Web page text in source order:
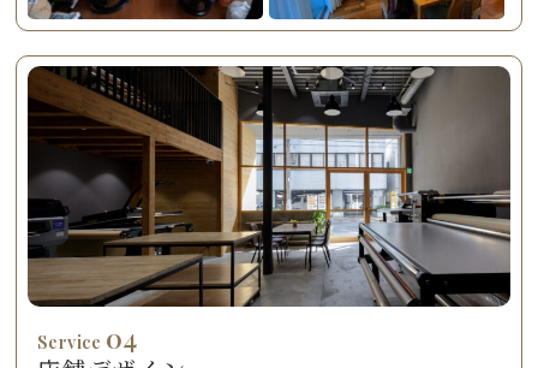
Service 04